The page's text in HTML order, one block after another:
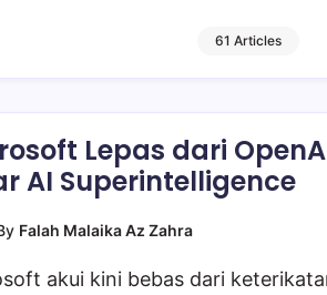
61 Articles
Lepas dari
AI Superintelligence
Falah Malaika Az Zahra
akui kini bebas dari